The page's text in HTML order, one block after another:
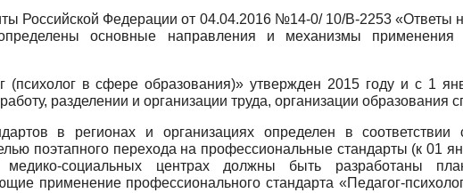
Российской Федерации от 04.04.2016 №14-0/ 10/В-2253 «Ответы
основные направления и механизмы применения
(психолог в сфере образования)» утвержден 2015 году и с 1
разделении и организации труда, организации образования
в регионах и организациях определен в соответствии
поэтапного перехода на профессиональные стандарты (к 01
медико-социальных центрах должны быть разработаны
применение профессионального стандарта «Педагог-